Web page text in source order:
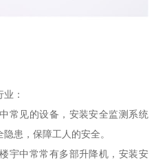
：
常见的设备，安装安全监测系统
患，保障工人的安全。
宇中常常有多部升降机，安装安